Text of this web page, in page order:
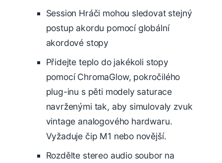
Session Hráči mohou sledovat stejný
postup akordu pomocí globální
akordové stopy
Přidejte teplo do jakékoli stopy
pomocí ChromaGlow, pokročilého
plug-inu s pěti modely saturace
navrženými tak, aby simulovaly zvuk
vintage analogového hardwaru.
Vyžaduje čip M1 nebo novější.
Rozdělte stereo audio soubor na